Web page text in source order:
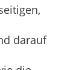
darauf